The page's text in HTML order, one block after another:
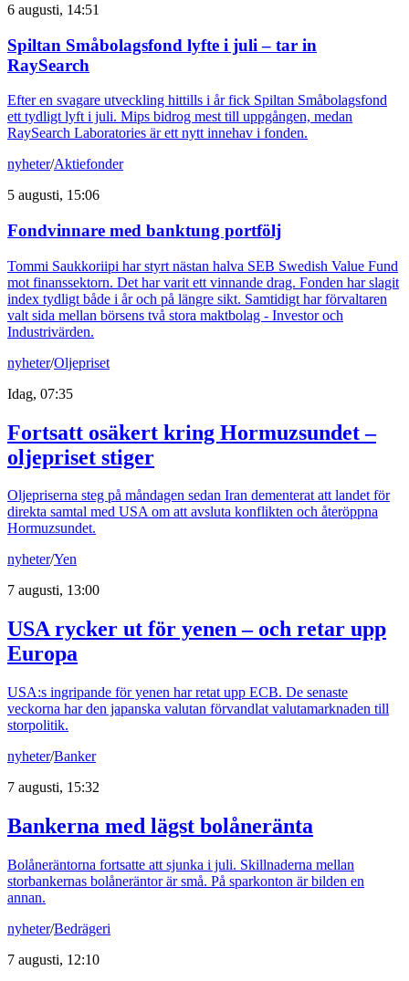
6 augusti, 14:51
Spiltan Småbolagsfond lyfte i juli – tar in
RaySearch
Efter en svagare utveckling hittills i år fick Spiltan Småbolagsfond
ett tydligt lyft i juli. Mips bidrog mest till uppgången, medan
RaySearch Laboratories är ett nytt innehav i fonden.
nyheter/Aktiefonder
5 augusti, 15:06
Fondvinnare med banktung portfölj
Tommi Saukkoriipi har styrt nästan halva SEB Swedish Value Fund
mot finanssektorn. Det har varit ett vinnande drag. Fonden har slagit
index tydligt både i år och på längre sikt. Samtidigt har förvaltaren
valt sida mellan börsens två stora maktbolag - Investor och
Industrivärden.
nyheter/Oljepriset
Idag, 07:35
Fortsatt osäkert kring Hormuzsundet –
oljepriset stiger
Oljepriserna steg på måndagen sedan Iran dementerat att landet för
direkta samtal med USA om att avsluta konflikten och återöppna
Hormuzsundet.
nyheter/Yen
7 augusti, 13:00
USA rycker ut för yenen – och retar upp
Europa
USA:s ingripande för yenen har retat upp ECB. De senaste
veckorna har den japanska valutan förvandlat valutamarknaden till
storpolitik.
nyheter/Banker
7 augusti, 15:32
Bankerna med lägst bolåneränta
Bolåneräntorna fortsatte att sjunka i juli. Skillnaderna mellan
storbankernas bolåneräntor är små. På sparkonton är bilden en
annan.
nyheter/Bedrägeri
7 augusti, 12:10